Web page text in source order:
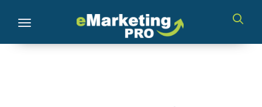
Toggle navigation